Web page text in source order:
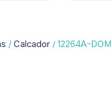
/ Calcador / 12264A-DOM